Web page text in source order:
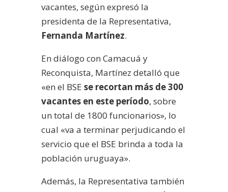
vacantes, según expresó la
presidenta de la Representativa,
Fernanda Martínez.
En diálogo con Camacuá y
Reconquista, Martínez detalló que
«en el BSE se recortan más de 300
vacantes en este período, sobre
un total de 1800 funcionarios», lo
cual «va a terminar perjudicando el
servicio que el BSE brinda a toda la
población uruguaya».
Además, la Representativa también